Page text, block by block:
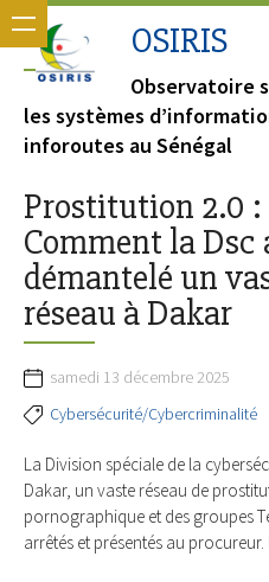
OSIRIS
Observatoire
les systèmes
inforoutes au Sénégal
Prostitution 2.0 :
Comment la Dsc
démantelé un
réseau à Dakar
samedi 13 décembre 2025
Cybersécurité/Cybercriminalité
La Division spéciale de la
Dakar, un vaste réseau de
pornographique et des groupes
arrêtés et présentés au